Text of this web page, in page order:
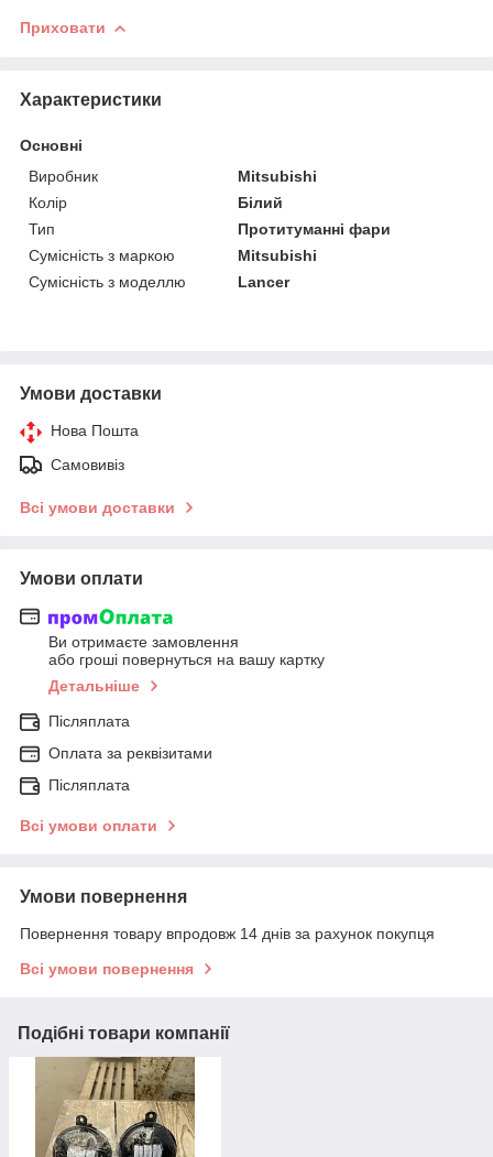
Приховати
Характеристики
Основні
Виробник
Mitsubishi
Колір
Білий
Тип
Протитуманні фари
Сумісність з маркою
Mitsubishi
Сумісність з моделлю
Lancer
Умови доставки
Нова Пошта
Самовивіз
Всі умови доставки
Умови оплати
Ви отримаєте замовлення
або гроші повернуться на вашу картку
Детальніше
Післяплата
Оплата за реквізитами
Післяплата
Всі умови оплати
Умови повернення
Повернення товару впродовж 14 днів за рахунок покупця
Всі умови повернення
Подібні товари компанії